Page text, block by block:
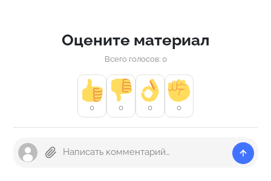
Оцените материал
Всего голосов: 0
0 0 0 0